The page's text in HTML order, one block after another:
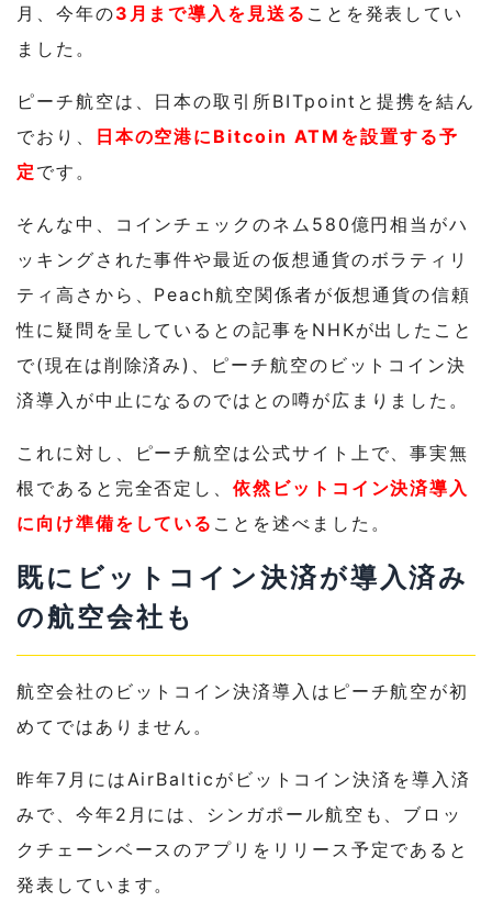
月、今年の3月まで導入を見送る ことを発表してい
ました。
ピーチ航空は、日本の取引所BITpointと提携を結ん
でおり、
日本の空港にBitcoin ATMを設置する予
定 です。
そんな中、コインチェックのネム580億円相当がハ
ッキングされた事件や最近の仮想通貨のボラティリ
ティ高さから、Peach航空関係者が仮想通貨の信頼
性に疑問を呈しているとの記事をNHKが出したこと
で(現在は削除済み)、ピーチ航空のビットコイン決
済導入が中止になるのではとの噂が広まりました。
これに対し、ピーチ航空は公式サイト上で、事実無
根であると完全否定し、依然ビットコイン決済導入
に向け準備をしている ことを述べました。
既にビットコイン決済が導入済み
の航空会社も
航空会社のビットコイン決済導入はピーチ航空が初
めてではありません。
昨年7月にはAirBalticがビットコイン決済を導入済
みで、今年2月には、シンガポール航空も、ブロッ
クチェーンベースのアプリをリリース予定であると
発表しています。